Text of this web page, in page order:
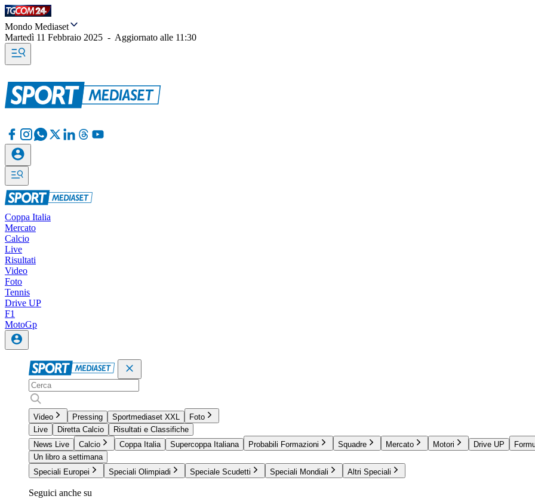
Mondo Mediaset
Martedì 11 Febbraio 2025 - Aggiornato alle 11:30
Coppa Italia
Mercato
Calcio
Live
Risultati
Video
Foto
Tennis
Drive UP
F1
MotoGp
Video Pressing Sportmediaset XXL
Foto
Live
Diretta Calcio
Risultati e Classifiche
News Live
Calcio Coppa Italia Supercoppa Italiana Probabili Formazioni Squadre Mercato Motori Drive UP
Un libro a settimana
Speciali Europei
Speciali Olimpiadi Speciale Scudetti Speciali Mondiali Altri Speciali
Seguici anche su